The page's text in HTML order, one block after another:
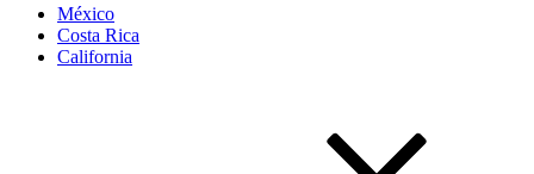
México
Costa Rica
California